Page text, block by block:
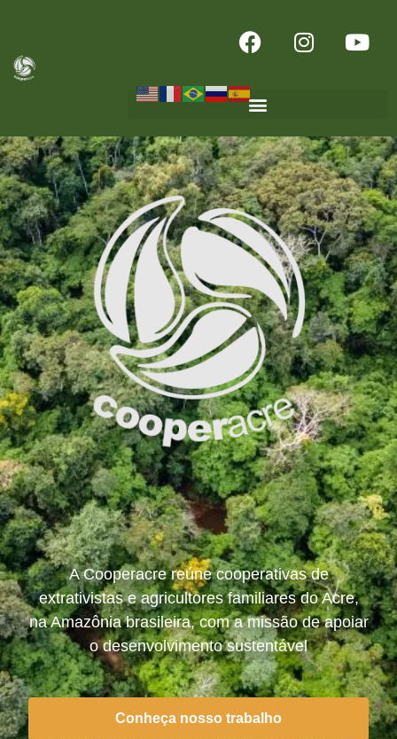
A Cooperacre reúne cooperativas de
extrativistas e agricultores familiares do Acre,
na Amazônia brasileira, com a missão de apoiar
o desenvolvimento sustentável
Conheça nosso trabalho